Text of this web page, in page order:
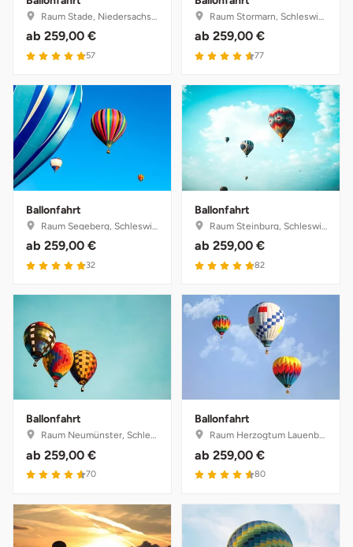
Raum Stade, Niedersachsen
ab 259,00 €
4.9 von 5
57
Raum Stormarn, Schleswig-Holstein
ab 259,00 €
4.6 von 5
77
Ballonfahrt
Raum Segeberg, Schleswig-Holstein
ab 259,00 €
4.9 von 5
32
Ballonfahrt
Raum Steinburg, Schleswig-Holstein
ab 259,00 €
4.9 von 5
82
Ballonfahrt
Raum Neumünster, Schleswig-Holstein
ab 259,00 €
4.6 von 5
70
Ballonfahrt
Raum Herzogtum Lauenburg, Schleswig-Holstein
ab 259,00 €
4.6 von 5
80
Münster
Oberlausitz
Pirna
Weimar
sächsische Schweiz
Sangerhausen
Suhl
Unterwellenborn